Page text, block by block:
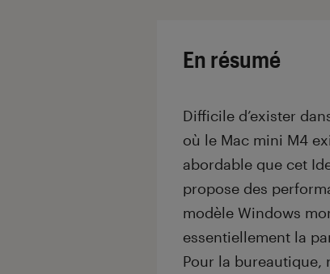
En résumé
Difficile d’exister
où le Mac mini M4
abordable que cet
propose des
modèle Windows
essentiellement la
Pour la bureautique,